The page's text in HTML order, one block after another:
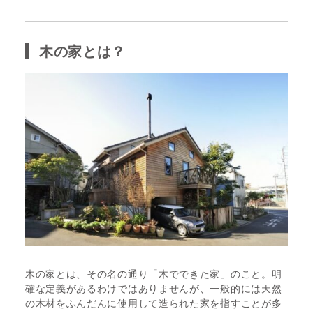
木の家とは？
木の家とは、その名の通り「木でできた家」のこと。明
確な定義があるわけではありませんが、一般的には天然
の木材をふんだんに使用して造られた家を指すことが多